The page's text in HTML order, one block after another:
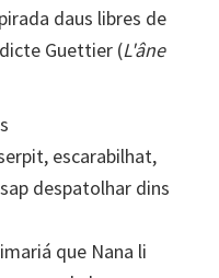
daus libres de
Guettier (L'âne
escarabilhat,
despatolhar dins
que Nana li